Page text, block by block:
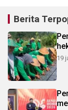
Berita
19